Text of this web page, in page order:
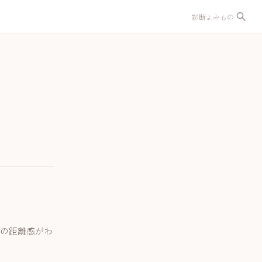
診断よみもの
距離感がわ